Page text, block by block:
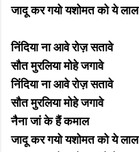
जादू कर गयो यशोमत को ये लाल
निंदिया ना आवे रोज़ सतावे
सौत मुरलिया मोहे जगावे
निंदिया ना आवे रोज़ सतावे
सौत मुरलिया मोहे जगावे
नैना जां के हैं कमाल
जादू कर गयो यशोमत को ये लाल